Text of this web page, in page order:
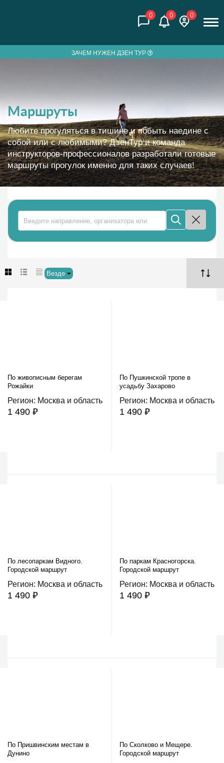
0 0 0
ЗАЧЕМ НУЖЕН ДЗЕН ТУР
Маршруты
Любите прогуляться в тишине и побыть наедине с
собой или с любимыми? ДзенТур и команда
инструкторов-профессионалов разработали готовые
маршруты прогулок именно для таких случаев!
Везде
По живописным берегам
Рожайки
Регион: Москва и область
1 490 ₽
По Пушкинской тропе в
усадьбу Захарово
Регион: Москва и область
1 490 ₽
По лесопаркам Видного.
Городской маршрут
Регион: Москва и область
1 490 ₽
По паркам Красногорска.
Городской маршрут
Регион: Москва и область
1 490 ₽
По Пришвинским местам в
Дунино
По Сколково и Мещере.
Городской маршрут